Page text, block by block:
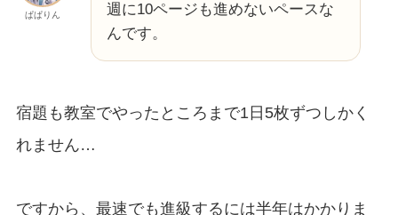
ぱぱりん
週に10ページも進めないペースな
んです。
宿題も教室でやったところまで1日5枚ずつしかく
れません…
ですから、最速でも進級するには半年はかかりま